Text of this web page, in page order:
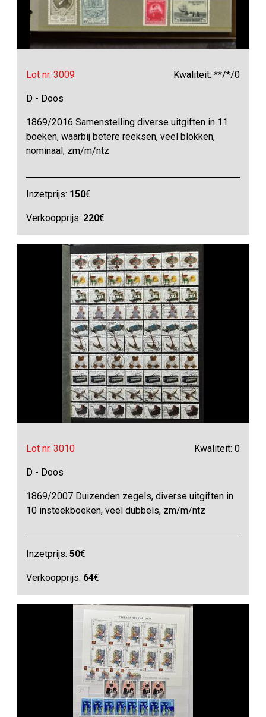
Lot nr. 3009 Kwaliteit: **/*/0
D - Doos
1869/2016 Samenstelling diverse uitgiften in 11
boeken, waarbij betere reeksen, veel blokken,
nominaal, zm/m/ntz
Inzetprijs: 150€
Verkoopprijs: 220€
Lot nr. 3010 Kwaliteit: 0
D - Doos
1869/2007 Duizenden zegels, diverse uitgiften in
10 insteekboeken, veel dubbels, zm/m/ntz
Inzetprijs:50€
Verkoopprijs: 64€